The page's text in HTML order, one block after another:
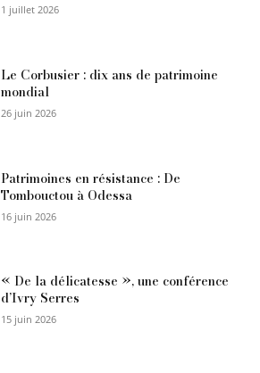
1 juillet 2026
Le Corbusier : dix ans de patrimoine
mondial
26 juin 2026
Patrimoines en résistance : De
Tombouctou à Odessa
16 juin 2026
« De la délicatesse », une conférence
d’Ivry Serres
15 juin 2026